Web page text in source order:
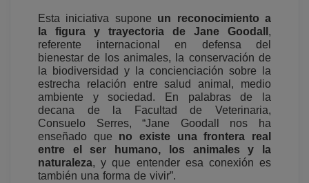
Esta iniciativa supone un reconocimiento a
la figura y trayectoria de Jane Goodall ,
referente internacional en defensa del
bienestar de los animales, la conservación de
la biodiversidad y la concienciación sobre la
estrecha relación entre salud animal, medio
ambiente y sociedad. En palabras de la
decana de la Facultad de Veterinaria,
Consuelo Serres, “Jane Goodall nos ha
enseñado que no existe una frontera real
entre el ser humano, los animales y la
naturaleza, y que entender esa conexión es
también una forma de vivir”.